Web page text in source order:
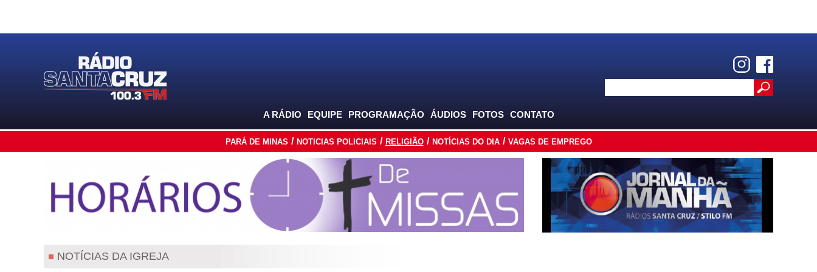
A RÁDIO EQUIPE PROGRAMAÇÃO ÁUDIOS FOTOS CONTATO
PARÁ DE MINAS NOTICIAS POLICIAIS RELIGIÃO NOTÍCIAS DO DIA VAGAS DE EMPREGO
NOTÍCIAS DA IGREJA